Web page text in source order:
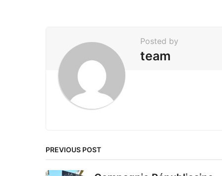
Posted by
team
PREVIOUS POST